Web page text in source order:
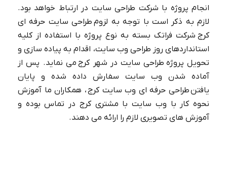
انجام پروژه با شرکت طراحی سایت در ارتباط خواهد بود.
لازم به ذکر است با توجه به لزوم طراحی سایت حرفه ای
کرج شرکت فراتک بسته به نوع پروژه با استفاده از کلیه
استانداردهای روز طراحی وب سایت، اقدام به پیاده سازی و
تحویل پروژه طراحی سایت در شهر کرج می نماید. پس از
آماده شدن وب سایت سفارش داده شده و پایان
یافتن طراحی حرفه ای وب سایت کرج ، همکاران ما آموزش
نحوه کار با وب سایت با مشتری کرج در تماس بوده و
آموزش های تصویری لازم را ارائه می دهند.